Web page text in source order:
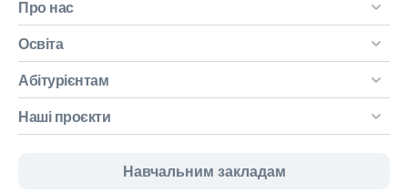
Про нас
Освіта
Абітурієнтам
Наші проєкти
Навчальним закладам